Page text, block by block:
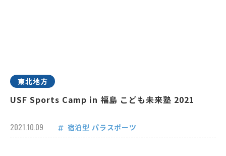
東北地方
USF Sports Camp in 福島 こども未来塾 2021
2021.10.09 宿泊型 パラスポーツ